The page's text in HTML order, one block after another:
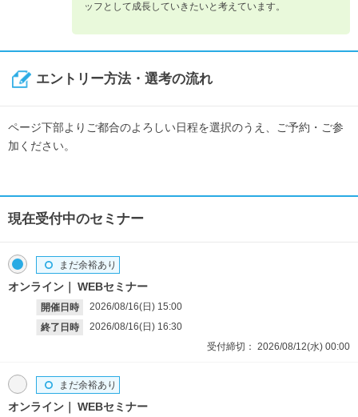
ッフとして成長していきたいと考えています。
エントリー方法・選考の流れ
ページ下部よりご都合のよろしい日程を選択のうえ、ご予約・ご参
加ください。
現在受付中のセミナー
オンライン WEBセミナー
開催日時 2026/08/16(日) 15:00
終了日時
2026/08/16(日) 16:30
まだ余裕あり
受付締切： 2026/08/12(水) 00:00
オンライン WEBセミナー
まだ余裕あり